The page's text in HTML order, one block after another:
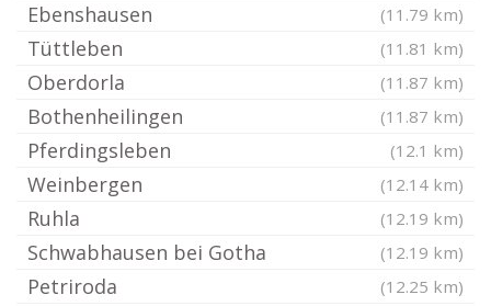
Ebenshausen (11.79 km)
Tüttleben (11.81 km)
Oberdorla (11.87 km)
Bothenheilingen (11.87 km)
Pferdingsleben (12.1 km)
Weinbergen (12.14 km)
Ruhla (12.19 km)
Schwabhausen bei Gotha (12.19 km)
Petriroda (12.25 km)